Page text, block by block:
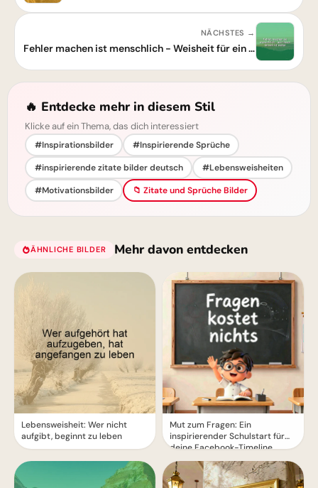
NÄCHSTES →
Fehler machen ist menschlich - Weisheit für ein erfülltes Leben
🔥 Entdecke mehr in diesem Stil
Klicke auf ein Thema, das dich interessiert
#Inspirationsbilder
#Inspirierende Sprüche
#inspirierende zitate bilder deutsch
#Lebensweisheiten
#Motivationsbilder
📁 Zitate und Sprüche Bilder
ÄHNLICHE BILDER Mehr davon entdecken
Lebensweisheit: Wer nicht
aufgibt, beginnt zu leben
Motive für Instagram!
Mut zum Fragen: Ein
inspirierender Schulstart für
deine Facebook-Timeline